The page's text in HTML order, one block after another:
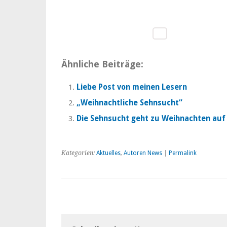
Ähnliche Beiträge:
Liebe Post von meinen Lesern
„Weihnachtliche Sehnsucht“
Die Sehnsucht geht zu Weihnachten
Kategorien: Aktuelles, Autoren News Permalink